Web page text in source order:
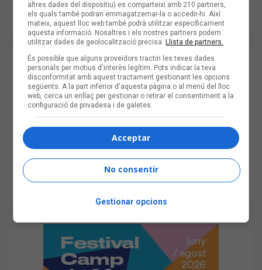
altres dades del dispositiu) es comparteixi amb 210 partners,
els quals també podran emmagatzemar-la o accedir-hi. Així
mateix, aquest lloc web també podrà utilitzar específicament
aquesta informació. Nosaltres i els nostres partners podem
utilitzar dades de geolocalització precisa. Llista de partners.
És possible que alguns proveïdors tractin les teves dades
personals per motius d'interès legítim. Pots indicar la teva
disconformitat amb aquest tractament gestionant les opcions
següents. A la part inferior d'aquesta pàgina o al menú del lloc
web, cerca un enllaç per gestionar o retirar el consentiment a la
configuració de privadesa i de galetes.
Acceptar
No consentir
Gestionar opcions